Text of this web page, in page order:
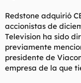
Redstone adquirió
accionistas de
Television ha sido
previamente
presidente de
empresa de la que